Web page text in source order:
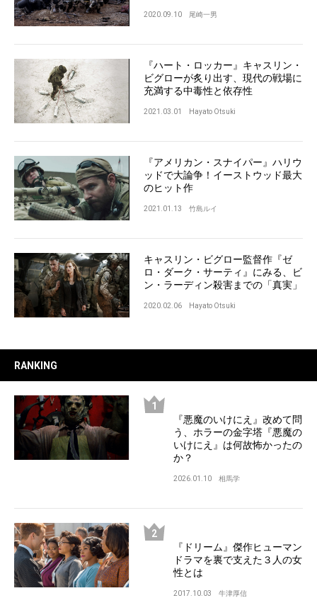
2020.09.10 尾崎一男
『ハート・ロッカー』キャスリン・
ビグローが炙り出す、現代の戦場に
充満する中毒性と依存性
2021.03.01 Hayato Otsuki
『アメリカン・スナイパー』ハリウ
ッドで大論争！イーストウッド最大
のヒット作
2021.01.13 竹島ルイ
キャスリン・ビグロー監督作『ゼ
ロ・ダーク・サーティ』にみる、ビ
ン・ラーディン殺害までの「真実」
2020.02.06 Hayato Otsuki
RANKING
『悪魔のいけにえ』改めて問
う、ホラーの金字塔『悪魔の
いけにえ』は何故怖かったの
か？
2026.01.10 相馬学
『ドリーム』傑作ヒューマン
ドラマを裏で支えた３人の女
性とは
2017.10.03 牛津厚信